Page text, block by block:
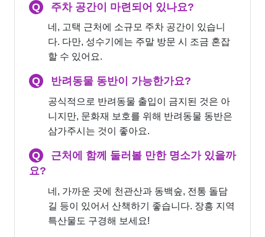
Q 주차 공간이 마련되어 있나요?
네, 고택 근처에 소규모 주차 공간이 있습니
다. 다만, 성수기에는 주말 방문 시 조금 혼잡
할 수 있어요.
Q 반려동물 동반이 가능한가요?
공식적으로 반려동물 출입이 금지된 것은 아
니지만, 문화재 보호를 위해 반려동물 동반은
삼가주시는 것이 좋아요.
Q
근처에 함께 둘러볼 만한 명소가 있을까
요?
네, 가까운 곳에 천관산과 동백숲, 전통 돌담
길 등이 있어서 산책하기 좋습니다. 장흥 지역
특산물도 구경해 보세요!